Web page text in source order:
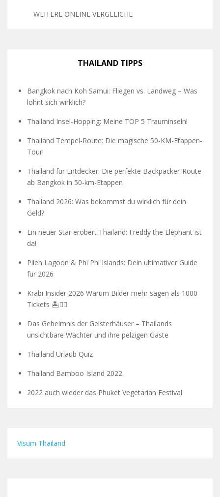
WEITERE ONLINE VERGLEICHE
THAILAND TIPPS
Bangkok nach Koh Samui: Fliegen vs. Landweg – Was
lohnt sich wirklich?
Thailand Insel-Hopping: Meine TOP 5 Trauminseln!
Thailand Tempel-Route: Die magische 50-KM-Etappen-
Tour!
Thailand für Entdecker: Die perfekte Backpacker-Route
ab Bangkok in 50-km-Etappen
Thailand 2026: Was bekommst du wirklich für dein
Geld?
Ein neuer Star erobert Thailand: Freddy the Elephant ist
da!
Pileh Lagoon & Phi Phi Islands: Dein ultimativer Guide
für 2026
Krabi Insider 2026 Warum Bilder mehr sagen als 1000
Tickets 🏝️🧗‍♂️
Das Geheimnis der Geisterhäuser – Thailands
unsichtbare Wächter und ihre pelzigen Gäste
Thailand Urlaub Quiz
Thailand Bamboo Island 2022
2022 auch wieder das Phuket Vegetarian Festival
Visum Thailand